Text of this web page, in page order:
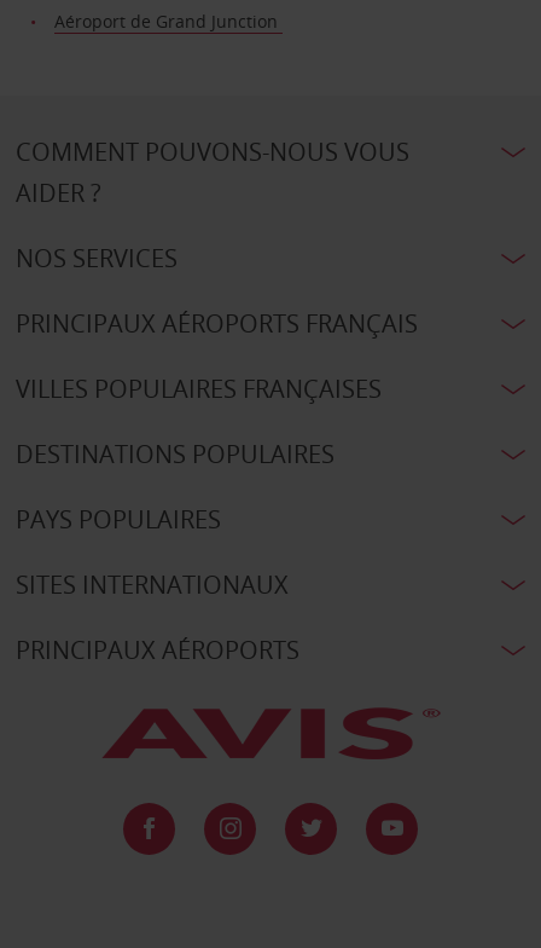
Aéroport de Grand Junction
COMMENT POUVONS-NOUS VOUS
AIDER ?
NOS SERVICES
PRINCIPAUX AÉROPORTS FRANÇAIS
VILLES POPULAIRES FRANÇAISES
DESTINATIONS POPULAIRES
PAYS POPULAIRES
SITES INTERNATIONAUX
PRINCIPAUX AÉROPORTS